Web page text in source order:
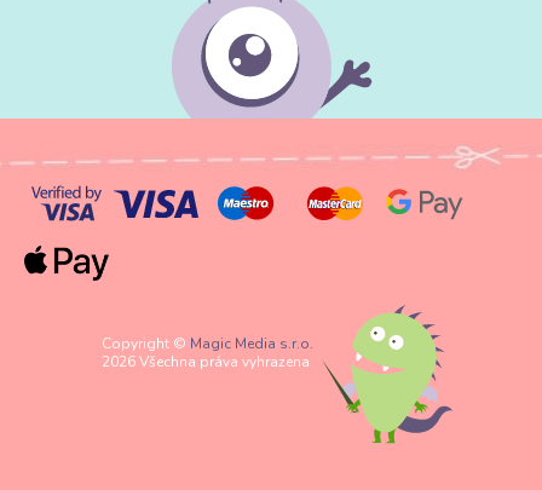
Copyright © Magic Media s.r.o.
2026 Všechna práva vyhrazena